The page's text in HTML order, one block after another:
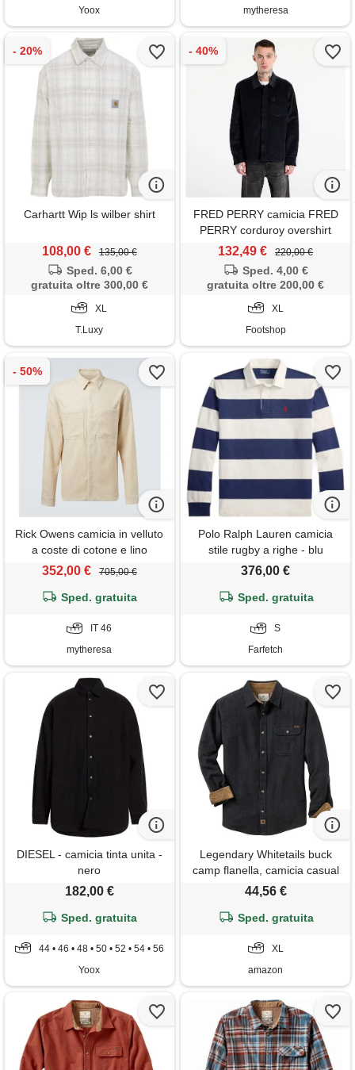
Yoox mytheresa
Carhartt Wip ls wilber shirt
108,00 € 135,00 €
Sped. 6,00 €
gratuita oltre 300,00 €
XL
T.Luxy
FRED PERRY camicia FRED
PERRY corduroy overshirt
navy
132,49 € 220,00 €
Sped. 4,00 €
gratuita oltre 200,00 €
XL
Footshop
Rick Owens camicia in velluto
a coste di cotone e lino
352,00 € 705,00 €
Sped. gratuita
IT 46
mytheresa
Polo Ralph Lauren camicia
stile rugby a righe - blu
376,00 €
Sped. gratuita
S
Farfetch
DIESEL - camicia tinta unita -
nero
182,00 €
Sped. gratuita
44 • 46 • 48 • 50 • 52 • 54 • 56
Yoox
Legendary Whitetails buck
camp flanella, camicia casual
a maniche lunghe con bottoni,
erica, nero, xl
44,56 €
Sped. gratuita
XL
amazon